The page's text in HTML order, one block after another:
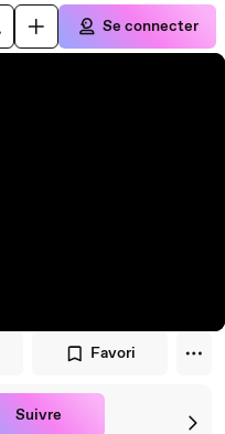
Se connecter
Favori
Suivre